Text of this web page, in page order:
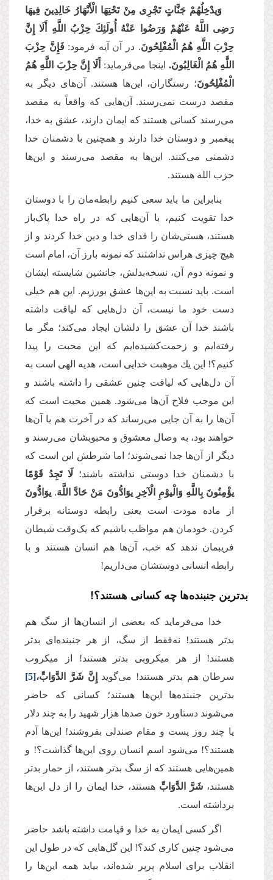
وَیدْخِلُهُمْ جَنَّاتٍ تَجْرِی مِنْ تَحْتِهَا الْأَنْهَارُ خَالِدِینَ فِیهَا
رَضِی اللَّهُ عَنْهُمْ وَرَضُوا عَنْهُ أُولَئِكَ حِزْبُ اللَّهِ أَلَا إِنَّ
حِزْبَ اللَّهِ هُمُ الْمُفْلِحُونَ. در آن آیه فرمود:فَإِنَّ حِزْبَ
اللَّهِ هُمُ الْغَالِبُونَ. اینجا مى‌‌فرماید: أَلَا إِنَّ حِزْبَ اللَّهِ هُمُ
الْمُفْلِحُونَ؛ رستگاران، این‌ها هستند. آن‌های دیگر به
مقصد درست نمى‌‌رسند. آن‌هایی كه واقعاً به مقصد
مى‌‌رسند كسانى هستند كه ایمان دارند، عشق به خدا،
پیغمبر و دوستان خدا دارند و همچنین با دشمنان خدا
دشمنى می‌کنند. این‌ها به مقصد مى‌‌رسند و این‌ها
حزب الله هستند.
بنابراین ما باید سعى كنیم رابطه‌‌مان را با دوستان
خدا تقویت كنیم، با آن‌هایی كه در راه خدا پاک‌باز
هستند، هستى‌‌شان را فداى خدا و دین خدا كردند و از
هیچ چیزى هراس نداشتند که نمونه بارز آن، امام است
و نمونه دوم آن، نسخه‌بدلش، جانشین شایسته‌‌ ایشان
است. باید نسبت به این‌ها عشق بورزیم. این هم خیلى
دست خود ما نیست، آن دل‌هایی كه لیاقت داشته
باشند خدا آن عشق را دلشان ایجاد مى‌‌كند؛ مگر ما
رفته‌ایم و زحمت‌کشیده‌ایم که این محبت را پیدا
كنیم؟! این یك موهبت خدایى است، هدیه الهى است به
آن دل‌هایی كه لیاقت چنین عشقى را داشته باشند و
این موجب فلاح آن‌ها مى‌‌شود. همین محبت است كه
آن‌ها را به آن جایى مى‌‌رساند كه در آخرت هم با آن‌ها
خواهند بود، به وصال معشوق و محبوبشان مى‌‌رسند و
دیگر از آن‌ها جدا نمى‌‌شوند؛ اما شرطش این است كه
با دشمنان خدا دوستى نداشته باشند؛لَا تَجِدُ قَوْمًا
یؤْمِنُونَ بِاللَّهِ وَالْیوْمِ الْآخِرِ یوَادُّونَ مَنْ حَادَّ اللَّهَ. یوَادُّونَ
از ماده مودت است یعنى رابطه دوستانه برقرار
كردن. خودمان هم مواظب باشیم که یک‌وقت شیطان
فریبمان ندهد كه خب، آن‌ها هم انسان هستند و با
رابطه انسانى دوستشان مى‌‌داریم!
بدترین جنبنده‌ها چه کسانی هستند؟!
خدا مى‌‌فرماید که بعضى از انسان‌ها از سگ هم
بدتر هستند! نه‌فقط از سگ، از هر جنبنده‌‌اى بدتر
هستند! از هر میكروبى بدتر هستند! از میكروب
سرطان هم بدتر هستند! مى‌‌گوید
إِنَّ شَرَّ الدَّوَابِّ،[5]
بدترین جنبنده‌‌ها این‌ها هستند؛ كسانى كه حاضر
مى‌‌شوند دستاورد خون صدها هزار شهید را به چند دلار
یا چند روز پست و مقام صندلى بفروشند! این‌ها آدم
هستند؟! مى‌‌شود اسم انسان روى این‌ها گذاشت؟! و
همین‌هایی هستند كه از سگ بدتر هستند، از حمار بدتر
هستند، شَرَّ الدَّوَابِّ هستند، خدا ایمان را از دل این‌ها
برداشته است.
اگر كسى ایمان به خدا و قیامت داشته باشد حاضر
مى‌‌شود چنین كارى كند؟! این گل‌هایی كه در طول این
انقلاب براى اسلام پرپر شده‌‌اند، بیاید همه این‌ها را